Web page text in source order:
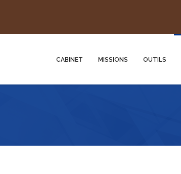
CABINET MISSIONS OUTILS